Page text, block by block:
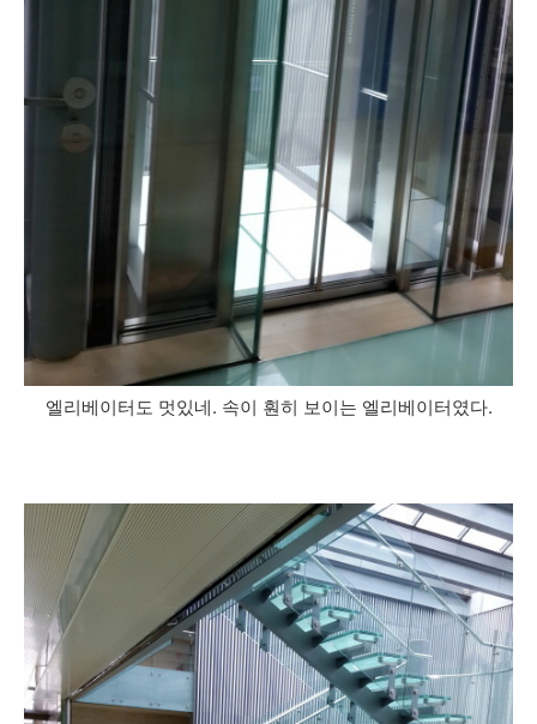
엘리베이터도 멋있네. 속이 훤히 보이는 엘리베이터였다.